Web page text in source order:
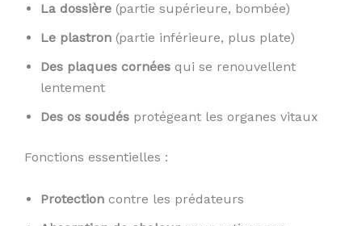
La dossière (partie supérieure, bombée)
Le plastron (partie inférieure, plus plate)
Des plaques cornées qui se renouvellent
lentement
Des os soudés protégeant les organes vitaux
Fonctions essentielles :
Protection contre les prédateurs